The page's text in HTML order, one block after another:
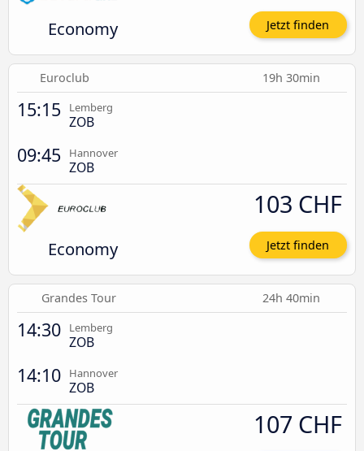
Economy Jetzt finden
Euroclub 19h 30min
15:15 Lemberg
ZOB
09:45 Hannover
ZOB
Economy
103 CHF
Jetzt finden
Grandes Tour 24h 40min
14:30 Lemberg
ZOB
14:10 Hannover
ZOB
107 CHF